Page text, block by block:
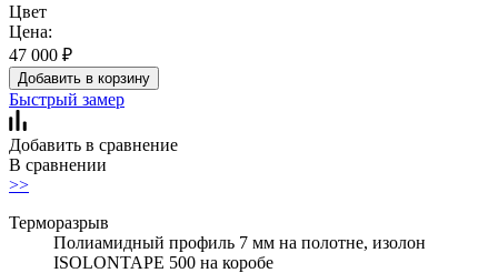
Цвет
Цена:
47 000 ₽
Добавить в корзину
Быстрый замер
Добавить в сравнение
В сравнении
>>
Терморазрыв
Полиамидный профиль 7 мм на полотне, изолон
ISOLONTAPE 500 на коробе